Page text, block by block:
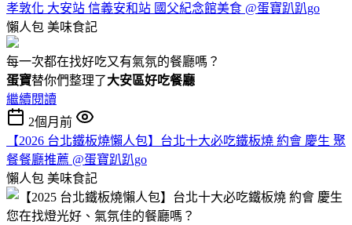
孝敦化 大安站 信義安和站 國父紀念館美食 @蛋寶趴趴go
懶人包 美味食記
每一次都在找好吃又有氣氛的餐廳嗎？
蛋寶替你們整理了大安區好吃餐廳
繼續閱讀
2個月前
【2026 台北鐵板燒懶人包】台北十大必吃鐵板燒 約會 慶生 聚
餐餐廳推薦 @蛋寶趴趴go
懶人包 美味食記
您在找燈光好、氣氛佳的餐廳嗎？